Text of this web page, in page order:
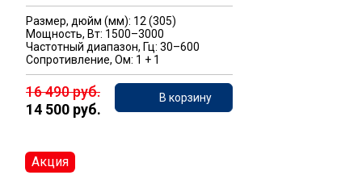
Размер, дюйм (мм): 12 (305)
Мощность, Вт: 1500–3000
Частотный диапазон, Гц: 30–600
Сопротивление, Ом: 1 + 1
16 490 руб.
14 500 руб.
В корзину
Акция